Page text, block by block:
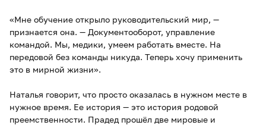
«Мне обучение открыло руководительский мир, —
признается она. — Документооборот, управление
командой. Мы, медики, умеем работать вместе. На
передовой без команды никуда. Теперь хочу применить
это в мирной жизни».
Наталья говорит, что просто оказалась в нужном месте в
нужное время. Ее история — это история родовой
преемственности. Прадед прошёл две мировые и